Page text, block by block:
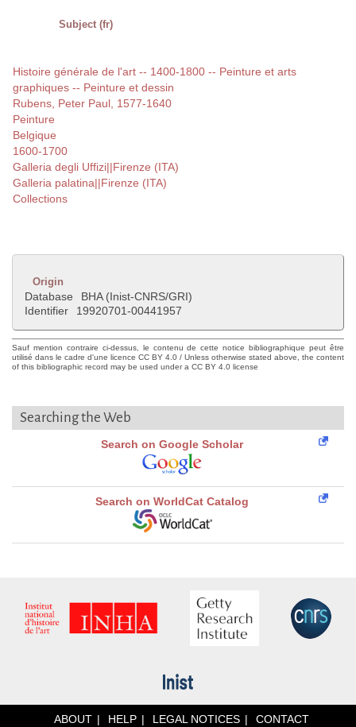
Subject (fr)
Histoire générale de l'art -- 1400-1800 -- Peinture et arts
graphiques -- Peinture et dessin
Rubens, Peter Paul, 1577-1640
Peinture
Belgique
1600-1700
Galleria degli Uffizi||Firenze (ITA)
Galleria palatina||Firenze (ITA)
Collections
Origin
Database
BHA (Inist-CNRS/GRI)
Identifier
19920701-00441957
Sauf mention contraire ci-dessus, le contenu de cette notice bibliographique peut être
utilisé dans le cadre d'une licence CC BY 4.0 / Unless otherwise stated above, the content
of this bibliographic record may be used under a CC BY 4.0 license
Searching the Web
Search on Google Scholar
Search on WorldCat Catalog
ABOUT HELP LEGAL NOTICES CONTACT